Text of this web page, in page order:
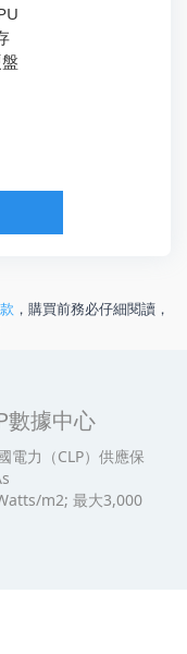
，購買前務必仔細閱讀，
數據中心
電力（CLP）供應保
m2; 最大3,000